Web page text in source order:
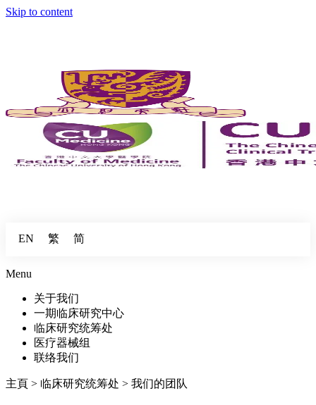
Skip to content
EN 繁 简
Menu
关于我们
一期临床研究中心
临床研究统筹处
医疗器械组
联络我们
主頁 > 临床研究统筹处 > 我们的团队